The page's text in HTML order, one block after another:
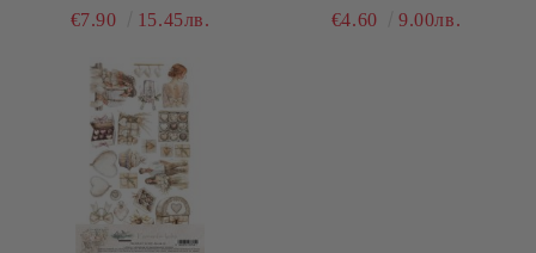
- ROMANTIC BOHO - 24
€7.90 15.45лв.
- NATURAL BEAUTY - 6
€4.60 9.00лв.